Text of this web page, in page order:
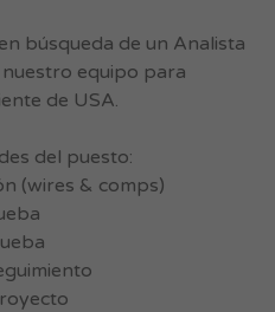
búsqueda de un Analista
equipo para
de USA.
del puesto:
(wires & comps)